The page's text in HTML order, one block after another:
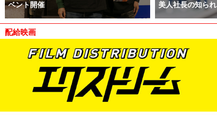
ベント開催
美人社長の知ら
配給映画